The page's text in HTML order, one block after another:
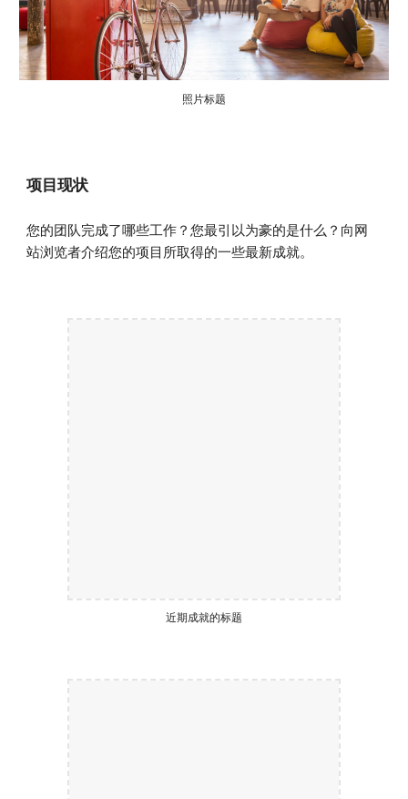
照片标题
项目现状
您的团队完成了哪些工作？您最引以为豪的是什么？向网
站浏览者介绍您的项目所取得的一些最新成就。
近期成就的标题